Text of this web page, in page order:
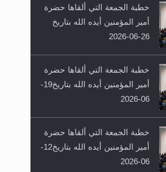
خطبة الجمعة التي ألقاها حضرة
أمير المؤمنين أيده الله بتاريخ
26-06-2026
خطبة الجمعة التي ألقاها حضرة
أمير المؤمنين أيده الله بتاريخ19-
06-2026
خطبة الجمعة التي ألقاها حضرة
أمير المؤمنين أيده الله بتاريخ12-
06-2026